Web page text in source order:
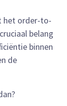
het order-to-
belang
binnen
de